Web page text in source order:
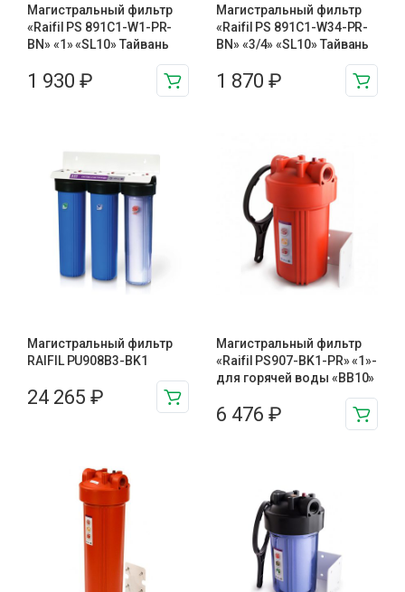
Магистральный фильтр
«Raifil PS 891С1-W1-PR-
BN» «1» «SL10» Тайвань
1 930 ₽
Магистральный фильтр
«Raifil PS 891C1-W34-PR-
BN» «3/4» «SL10» Тайвань
1 870 ₽
Магистральный фильтр
RAIFIL PU908B3-BK1
24 265 ₽
Магистральный фильтр
«Raifil PS907-BK1-PR» «1»-
для горячей воды «BB10»
6 476 ₽